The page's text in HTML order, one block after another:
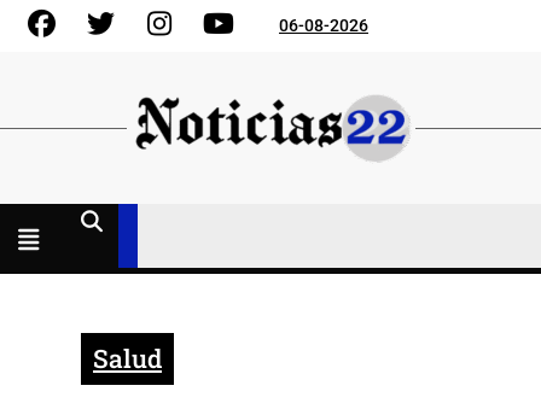
Skip
FacebookGorjeo InstagramYouTube06-08-2026
Salud